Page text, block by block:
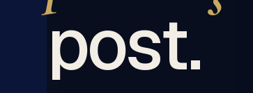
post.